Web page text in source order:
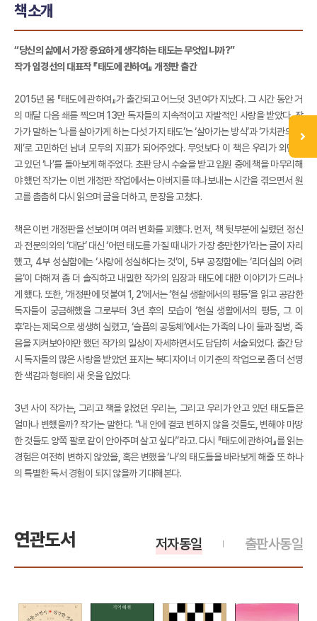
책소개
“당신의 삶에서 가장 중요하게 생각하는 태도는 무엇입니까?”
작가 임경선의 대표작 『태도에 관하여』 개정판 출간
2015년 봄 『태도에 관하여』가 출간되고 어느덧 3년여가 지났다. 그 시간 동안 거
의 매달 다음 쇄를 찍으며 13만 독자들의 지속적이고 자발적인 사랑을 받았다. 작
가가 말하는 ‘나를 살아가게 하는 다섯 가지 태도’는 ‘살아가는 방식’과 ‘가치관의 문
제’로 고민하던 남녀 모두의 지표가 되어주었다. 무엇보다 이 책은 우리가 외면하
고 있던 ‘나’를 돌아보게 해주었다. 초판 당시 수술을 받고 입원 중에 책을 마무리해
야 했던 작가는 이번 개정판 작업에서는 아버지를 떠나보내는 시간을 겪으면서 원
고를 촘촘히 다시 읽으며 글을 더하고, 문장을 고쳤다.
책은 이번 개정판을 선보이며 여러 변화를 꾀했다. 먼저, 책 뒷부분에 실렸던 정신
과 전문의와의 ‘대담’ 대신 ‘어떤 태도를 가질 때 내가 가장 충만한가’라는 글이 자리
했고, 4부 성실함에는 ‘사랑에 성실하다는 것’이, 5부 공정함에는 ‘리더십의 어려
움’이 더해져 좀 더 솔직하고 내밀한 작가의 입장과 태도에 대한 이야기가 드러나
게 했다. 또한, ‘개정판에 덧붙여 1, 2’에서는 ‘현실 생활에서의 평등’을 읽고 공감한
독자들이 궁금해했을 그로부터 3년 후의 모습이 ‘현실 생활에서의 평등, 그 이
후’라는 제목으로 생생히 실렸고, ‘슬픔의 공동체’에서는 가족의 나이 듦과 질병, 죽
음을 지켜보아야만 했던 작가의 일상이 자세하면서도 담담히 서술되었다. 출간 당
시 독자들의 많은 사랑을 받았던 표지는 북디자이너 이기준의 작업으로 좀 더 선명
한 색감과 형태의 새 옷을 입었다.
3년 사이 작가는, 그리고 책을 읽었던 우리는, 그리고 우리가 안고 있던 태도들은
얼마나 변했을까? 작가는 말한다. “내 안에 결코 변하지 않을 것들도, 변해야 마땅
한 것들도 양쪽 팔로 같이 안아주며 살고 싶다”라고. 다시 『태도에 관하여』를 읽는
경험은 여전히 변하지 않았을, 혹은 변했을 ‘나’의 태도들을 바라보게 해줄 또 하나
의 특별한 독서 경험이 되지 않을까 기대해본다.
연관도서 출판사동일
저자동일